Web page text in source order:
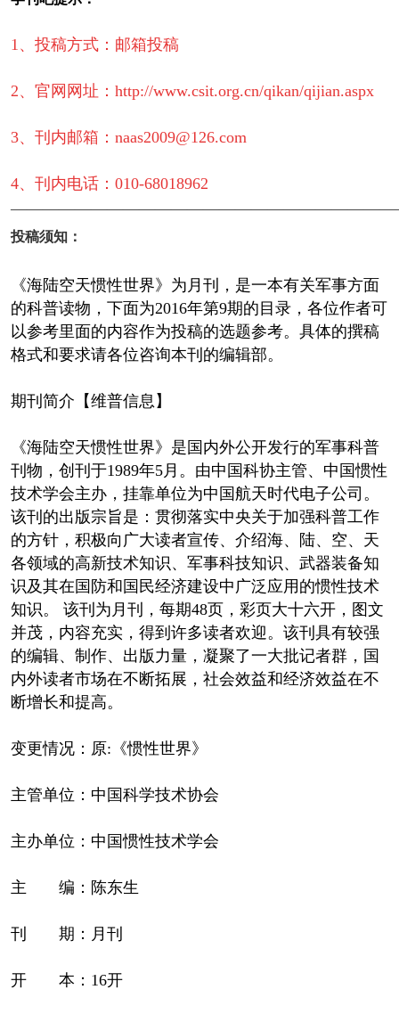
1、投稿方式：邮箱投稿
2、官网网址：http://www.csit.org.cn/qikan/qijian.aspx
3、刊内邮箱：naas2009@126.com
4、刊内电话：010-68018962
投稿须知：
《海陆空天惯性世界》为月刊，是一本有关军事方面
的科普读物，下面为2016年第9期的目录，各位作者可
以参考里面的内容作为投稿的选题参考。具体的撰稿
格式和要求请各位咨询本刊的编辑部。
期刊简介【维普信息】
《海陆空天惯性世界》是国内外公开发行的军事科普
刊物，创刊于1989年5月。由中国科协主管、中国惯性
技术学会主办，挂靠单位为中国航天时代电子公司。
该刊的出版宗旨是：贯彻落实中央关于加强科普工作
的方针，积极向广大读者宣传、介绍海、陆、空、天
各领域的高新技术知识、军事科技知识、武器装备知
识及其在国防和国民经济建设中广泛应用的惯性技术
知识。 该刊为月刊，每期48页，彩页大十六开，图文
并茂，内容充实，得到许多读者欢迎。该刊具有较强
的编辑、制作、出版力量，凝聚了一大批记者群，国
内外读者市场在不断拓展，社会效益和经济效益在不
断增长和提高。
变更情况：原:《惯性世界》
主管单位：中国科学技术协会
主办单位：中国惯性技术学会
主 编：陈东生
刊 期：月刊
开 本：16开